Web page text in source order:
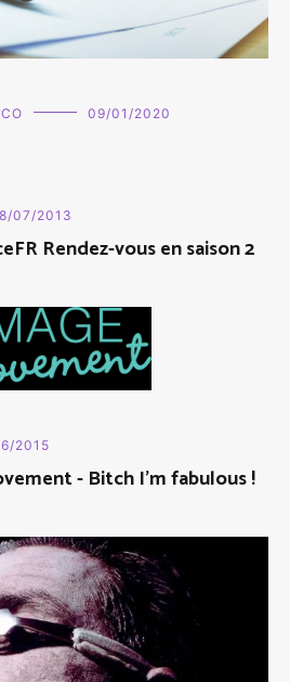
09/01/2020
07/2013
Rendez-vous en saison 2
2015
- Bitch I'm fabulous !